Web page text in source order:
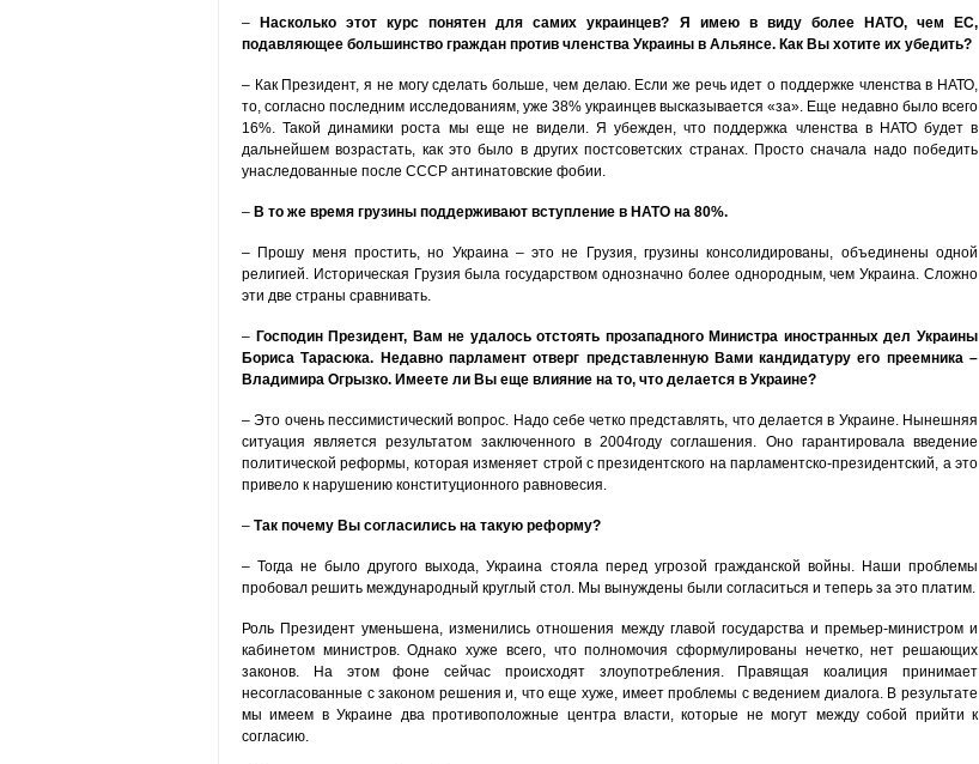
–
Насколько этот курс понятен для самих украинцев? Я имею в виду более НАТО, чем ЕС,
подавляющее большинство граждан против членства Украины в Альянсе. Как Вы хотите их убедить?
– Как Президент, я не могу сделать больше, чем делаю. Если же речь идет о поддержке членства в НАТО,
то, согласно последним исследованиям, уже 38% украинцев высказывается «за». Еще недавно было всего
16%. Такой динамики роста мы еще не видели. Я убежден, что поддержка членства в НАТО будет в
дальнейшем возрастать, как это было в других постсоветских странах. Просто сначала надо победить
унаследованные после СССР антинатовские фобии.
– В то же время грузины поддерживают вступление в НАТО на 80%.
– Прошу меня простить, но Украина – это не Грузия, грузины консолидированы, объединены одной
религией. Историческая Грузия была государством однозначно более однородным, чем Украина. Сложно
эти две страны сравнивать.
– Господин Президент, Вам не удалось отстоять прозападного Министра иностранных дел Украины
Бориса Тарасюка. Недавно парламент отверг представленную Вами кандидатуру его преемника –
Владимира Огрызко. Имеете ли Вы еще влияние на то, что делается в Украине?
– Это очень пессимистический вопрос. Надо себе четко представлять, что делается в Украине. Нынешняя
ситуация является результатом заключенного в 2004году соглашения. Оно гарантировала введение
политической реформы, которая изменяет строй с президентского на парламентско-президентский, а это
привело к нарушению конституционного равновесия.
– Так почему Вы согласились на такую реформу?
– Тогда не было другого выхода, Украина стояла перед угрозой гражданской войны. Наши проблемы
пробовал решить международный круглый стол. Мы вынуждены были согласиться и теперь за это платим.
Роль Президент уменьшена, изменились отношения между главой государства и премьер-министром и
кабинетом министров. Однако хуже всего, что полномочия сформулированы нечетко, нет решающих
законов. На этом фоне сейчас происходят злоупотребления. Правящая коалиция принимает
несогласованные с законом решения и, что еще хуже, имеет проблемы с ведением диалога. В результате
мы имеем в Украине два противоположные центра власти, которые не могут между собой прийти к
согласию.